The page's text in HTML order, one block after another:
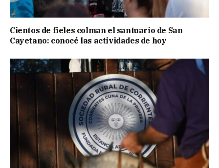
Cientos de fieles colman el santuario de San
Cayetano: conocé las actividades de hoy